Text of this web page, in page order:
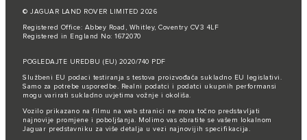
© JAGUAR LAND ROVER LIMITED 2026
Registered Office: Abbey Road, Whitley, Coventry CV3 4LF
Registered in England No: 1672070
POGLEDAJTE UREDBU (EU) 2020/740 PDF
Službeni EU podaci testiranja s testova proizvođača sukladno EU legislativi.
Samo za potrebe usporedbe. Realni podatci i podatci ukupnih performansi
mogu varirati sukladno uvjetima vožnje i okoliša.
Vozilo prikazano na filmu na web stranici ne mora točno predstavljati
najnovije promjene i poboljšanja. Molimo vas obratite se vašem lokalnom
Jaguar predstavniku za više detalja u vezi najnovijih specifikacija.